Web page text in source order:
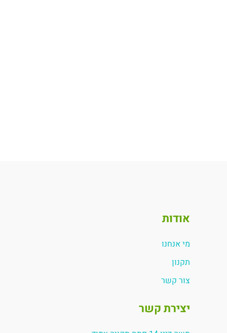
אודות
מי אנחנו
תקנון
צור קשר
יצירת קשר